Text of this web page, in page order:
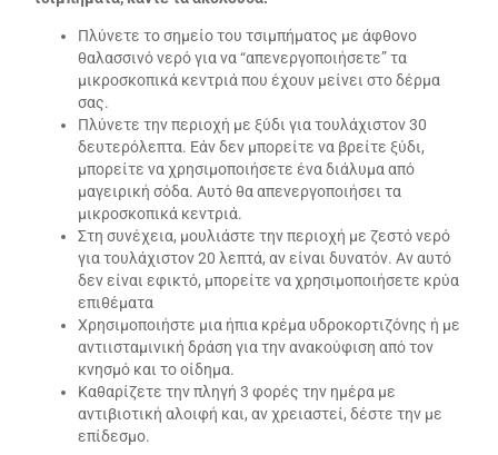
Πλύνετε το σημείο του τσιμπήματος με άφθονο
θαλασσινό νερό για να “απενεργοποιήσετε” τα
μικροσκοπικά κεντριά που έχουν μείνει στο δέρμα
σας.
Πλύνετε την περιοχή με ξύδι για τουλάχιστον 30
δευτερόλεπτα. Εάν δεν μπορείτε να βρείτε ξύδι,
μπορείτε να χρησιμοποιήσετε ένα διάλυμα από
μαγειρική σόδα. Αυτό θα απενεργοποιήσει τα
μικροσκοπικά κεντριά.
Στη συνέχεια, μουλιάστε την περιοχή με ζεστό νερό
για τουλάχιστον 20 λεπτά, αν είναι δυνατόν. Αν αυτό
δεν είναι εφικτό, μπορείτε να χρησιμοποιήσετε κρύα
επιθέματα
Χρησιμοποιήστε μια ήπια κρέμα υδροκορτιζόνης ή με
αντιισταμινική δράση για την ανακούφιση από τον
κνησμό και το οίδημα.
Καθαρίζετε την πληγή 3 φορές την ημέρα με
αντιβιοτική αλοιφή και, αν χρειαστεί, δέστε την με
επίδεσμο.